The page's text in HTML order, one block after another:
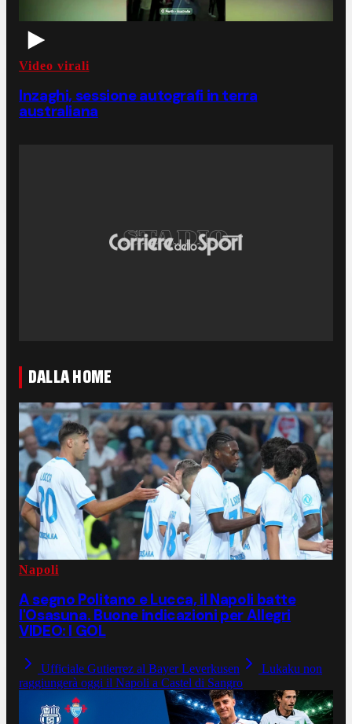
Video virali
Inzaghi, sessione autografi in terra
australiana
DALLA HOME
Napoli
A segno Politano e Lucca, il Napoli batte
l'Osasuna. Buone indicazioni per Allegri
VIDEO: I GOL
Ufficiale Gutierrez al Bayer Leverkusen
Lukaku non
raggiungerà oggi il Napoli a Castel di Sangro